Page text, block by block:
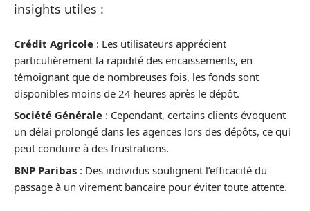
insights utiles :
Crédit Agricole : Les utilisateurs apprécient
particulièrement la rapidité des encaissements, en
témoignant que de nombreuses fois, les fonds sont
disponibles moins de 24 heures après le dépôt.
Société Générale : Cependant, certains clients évoquent
un délai prolongé dans les agences lors des dépôts, ce qui
peut conduire à des frustrations.
BNP Paribas : Des individus soulignent l’efficacité du
passage à un virement bancaire pour éviter toute attente.